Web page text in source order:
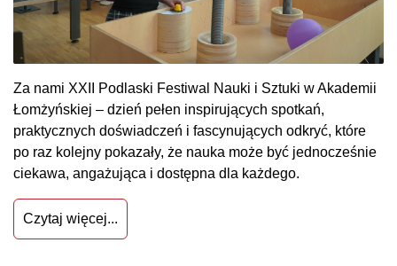
Za nami XXII Podlaski Festiwal Nauki i Sztuki w Akademii
Łomżyńskiej – dzień pełen inspirujących spotkań,
praktycznych doświadczeń i fascynujących odkryć, które
po raz kolejny pokazały, że nauka może być jednocześnie
ciekawa, angażująca i dostępna dla każdego.
Czytaj więcej...